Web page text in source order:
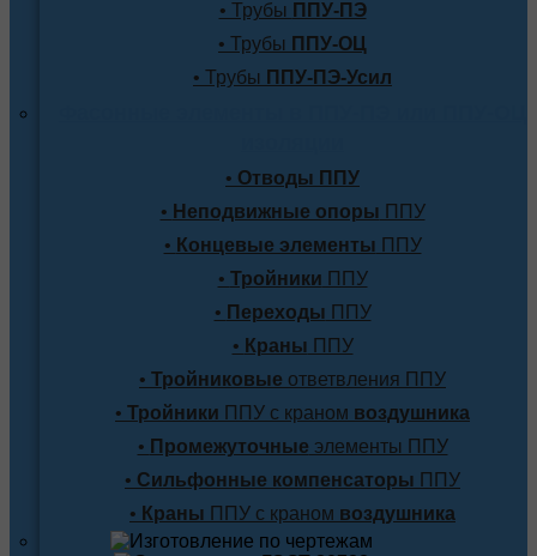
• Трубы ППУ-ПЭ
• Трубы ППУ-ОЦ
• Трубы ППУ-ПЭ-Усил
• Отводы ППУ
• Неподвижные опоры ППУ
• Концевые элементы ППУ
• Тройники ППУ
• Переходы ППУ
• Краны ППУ
• Тройниковые ответвления ППУ
• Тройники ППУ с краном воздушника
• Промежуточные элементы ППУ
• Сильфонные компенсаторы ППУ
• Краны ППУ с краном воздушника